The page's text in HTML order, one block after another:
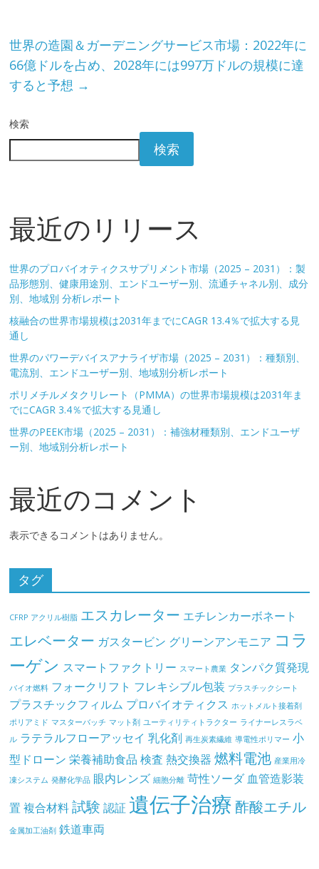
世界の造園＆ガーデニングサービス市場：2022年に
66億ドルを占め、2028年には997万ドルの規模に達
すると予想 →
検索
検索
最近のリリース
世界のプロバイオティクスサプリメント市場（2025 – 2031）：製
品形態別、健康用途別、エンドユーザー別、流通チャネル別、成分
別、地域別 分析レポート
核融合の世界市場規模は2031年までにCAGR 13.4％で拡大する見
通し
世界のパワーデバイスアナライザ市場（2025 – 2031）：種類別、
電流別、エンドユーザー別、地域別分析レポート
ポリメチルメタクリレート（PMMA）の世界市場規模は2031年ま
でにCAGR 3.4％で拡大する見通し
世界のPEEK市場（2025 – 2031）：補強材種類別、エンドユーザ
ー別、地域別分析レポート
最近のコメント
表示できるコメントはありません。
タグ
CFRP アクリル樹脂 エスカレーター エチレンカーボネート
エレベーター ガスタービン グリーンアンモニア コラ
ーゲン スマートファクトリー スマート農業 タンパク質発現
バイオ燃料 フォークリフト フレキシブル包装 プラスチックシート
プラスチックフィルム プロバイオティクス ホットメルト接着剤
ポリアミド マスターバッチ マット剤 ユーティリティトラクター ライナーレスラベ
ル ラテラルフローアッセイ 乳化剤 再生炭素繊維 導電性ポリマー 小
型ドローン 栄養補助食品 検査 熱交換器 燃料電池 産業用冷
凍システム 発酵化学品 眼内レンズ 細胞分離 苛性ソーダ 血管造影装
置 複合材料 試験 認証 遺伝子治療 酢酸エチル
金属加工油剤 鉄道車両